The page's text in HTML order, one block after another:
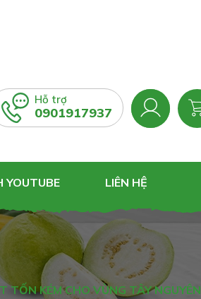
Hỗ trợ
0901917937
YOUTUBE LIÊN HỆ
TỐN KÉM CHO VÙNG TÂY NGUYÊN